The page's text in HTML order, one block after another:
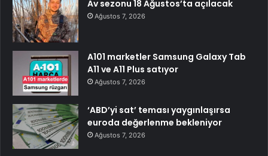
Av sezonu 18 Ağustos’ta açılacak
Ağustos 7, 2026
A101 marketler Samsung Galaxy Tab
A11 ve A11 Plus satıyor
Ağustos 7, 2026
‘ABD’yi sat’ teması yaygınlaşırsa
euroda değerlenme bekleniyor
Ağustos 7, 2026